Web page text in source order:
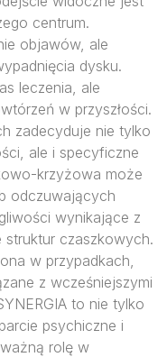
centrum.
objawów, ale
dysku.
leczenia, ale
w przyszłości.
zadecyduje nie tylko
ale i specyficzne
krzyżowa może
odczuwających
wynikające z
struktur czaszkowych.
w przypadkach,
z wcześniejszymi
to nie tylko
psychiczne i
rolę w